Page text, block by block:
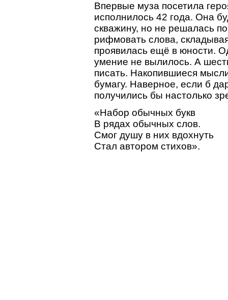
Впервые муза посетила
исполнилось 42 года. Она
скважину, но не решалась
рифмовать слова,
проявилась ещё в юности.
умение не вылилось. А
писать. Накопившиеся
бумагу. Наверное, если б
получились бы настолько
«Набор обычных букв
В рядах обычных слов.
Смог душу в них вдохнуть
Стал автором стихов».